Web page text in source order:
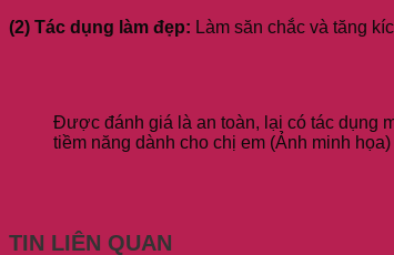
(2) Tác dụng làm đẹp: Làm săn chắc và tăng
Được đánh giá là an toàn, lại có tác dụng
tiềm năng dành cho chị em (Ảnh minh họa)
TIN LIÊN QUAN